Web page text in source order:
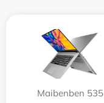
Maibenben 535